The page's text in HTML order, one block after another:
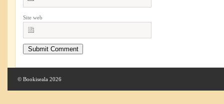
Site web
© Bookiseala 2026